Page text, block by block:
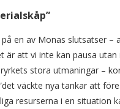
en av Monas slutsatser –
är att vi inte kan pausa utan
stora utmaningar –
väckte nya tankar att
resurserna i en situation